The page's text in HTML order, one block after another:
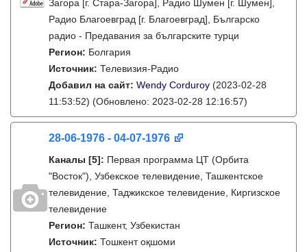
Загора [г. Стара-Загора], Радио Шумен [г. Шумен],
Радио Благоевград [г. Благоевград], Българско
радио - Предавания за българските турци
Регион: Болгария
Источник: Телевизия-Радио
Добавил на сайт: Wendy Corduroy (2023-02-28
11:53:52) (Обновлено: 2023-02-28 12:16:57)
28-06-1976 - 04-07-1976
Каналы [5]: Первая программа ЦТ (Орбита
"Восток"), Узбекское телевидение, Ташкентское
телевидение, Таджикское телевидение, Киргизское
телевидение
Регион: Ташкент, Узбекистан
Источник: Тошкент оқшоми